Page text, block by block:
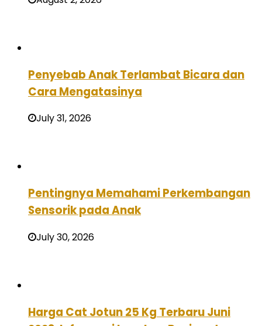
Penyebab Anak Terlambat Bicara dan
Cara Mengatasinya
July 31, 2026
Pentingnya Memahami Perkembangan
Sensorik pada Anak
July 30, 2026
Harga Cat Jotun 25 Kg Terbaru Juni